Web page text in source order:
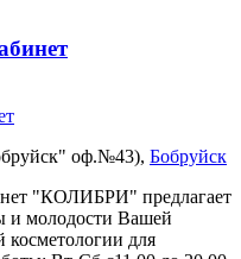
оф.№43), Бобруйск
"КОЛИБРИ" предлагает
и молодости Вашей
косметологии для